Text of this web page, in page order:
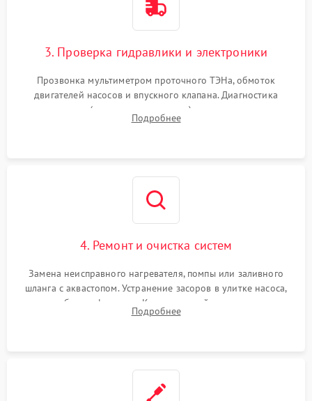
3. Проверка гидравлики и электроники
Прозвонка мультиметром проточного ТЭНа, обмоток
двигателей насосов и впускного клапана. Диагностика
прессостата (датчика уровня воды), датчика мутности,
концевика дверцы и электронного модуля управления.
Подробнее
4. Ремонт и очистка систем
Замена неисправного нагревателя, помпы или заливного
шланга с аквастопом. Устранение засоров в улитке насоса,
патрубках и фильтрах. Компонентный ремонт платы
управления, восстановление поврежденной проводки.
Подробнее